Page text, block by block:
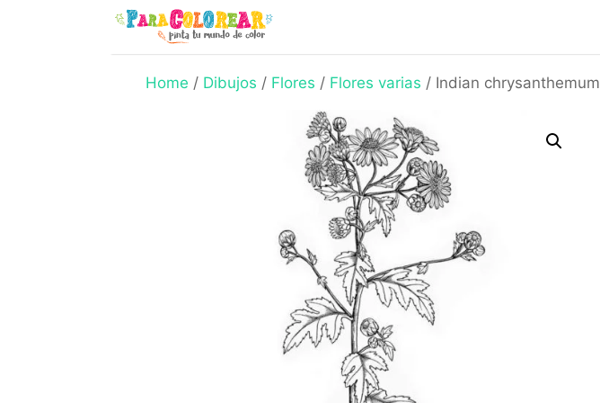
Home / Dibujos / Flores / Flores varias / Indian chrysanthemum